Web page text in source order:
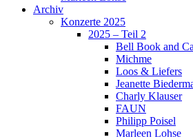
Archiv
Konzerte 2025
2025 – Teil 2
Bell Book and
Michme
Loos & Liefers
Jeanette
Charly Klauser
FAUN
Philipp Poisel
Marleen Lohse